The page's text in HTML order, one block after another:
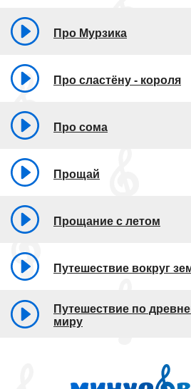
Про Мурзика
Про сластёну - короля
Про сома
Прощай
Прощание с летом
Путешествие вокруг
Путешествие по
миру